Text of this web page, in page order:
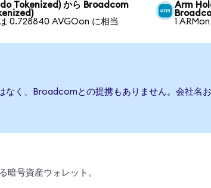
Tokenized) から Broadcom
0.728840 AVGOon に相当
Arm
1
く、Broadcomとの提携もありません。会社名
号資産ウォレット。